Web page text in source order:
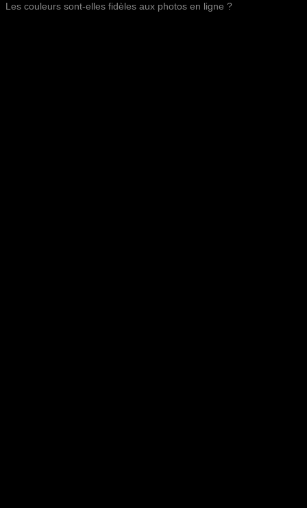
Les couleurs sont-elles fidèles aux photos en ligne ?